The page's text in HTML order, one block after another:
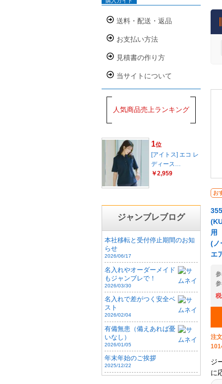
お
用
(ノ
エ
注
ジ
に
送料・配送・返品
お支払い方法
見積書の作り方
当サイトについて
人気商品売上ランキング
1位
[アイトス] エコ レ
ディース…
￥2,959
ジャンブレブログ
本社移転と受付停止期間のお知
らせ
2026/06/17
名入れやオーダーメイド
もジャンブレで！
2026/03/30
名入れで差がつく安全ベ
スト
2026/02/04
有備無患（備えあれば憂
いなし）
2026/01/05
年末年始のご挨拶
2025/12/22